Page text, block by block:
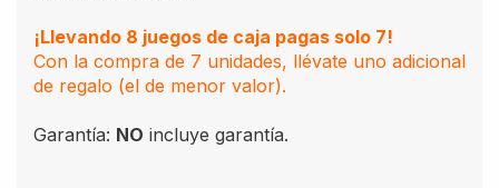
¡Llevando 8 juegos de caja pagas solo 7!
Con la compra de 7 unidades, llévate uno adicional
de regalo (el de menor valor).
Garantía: NO incluye garantía.